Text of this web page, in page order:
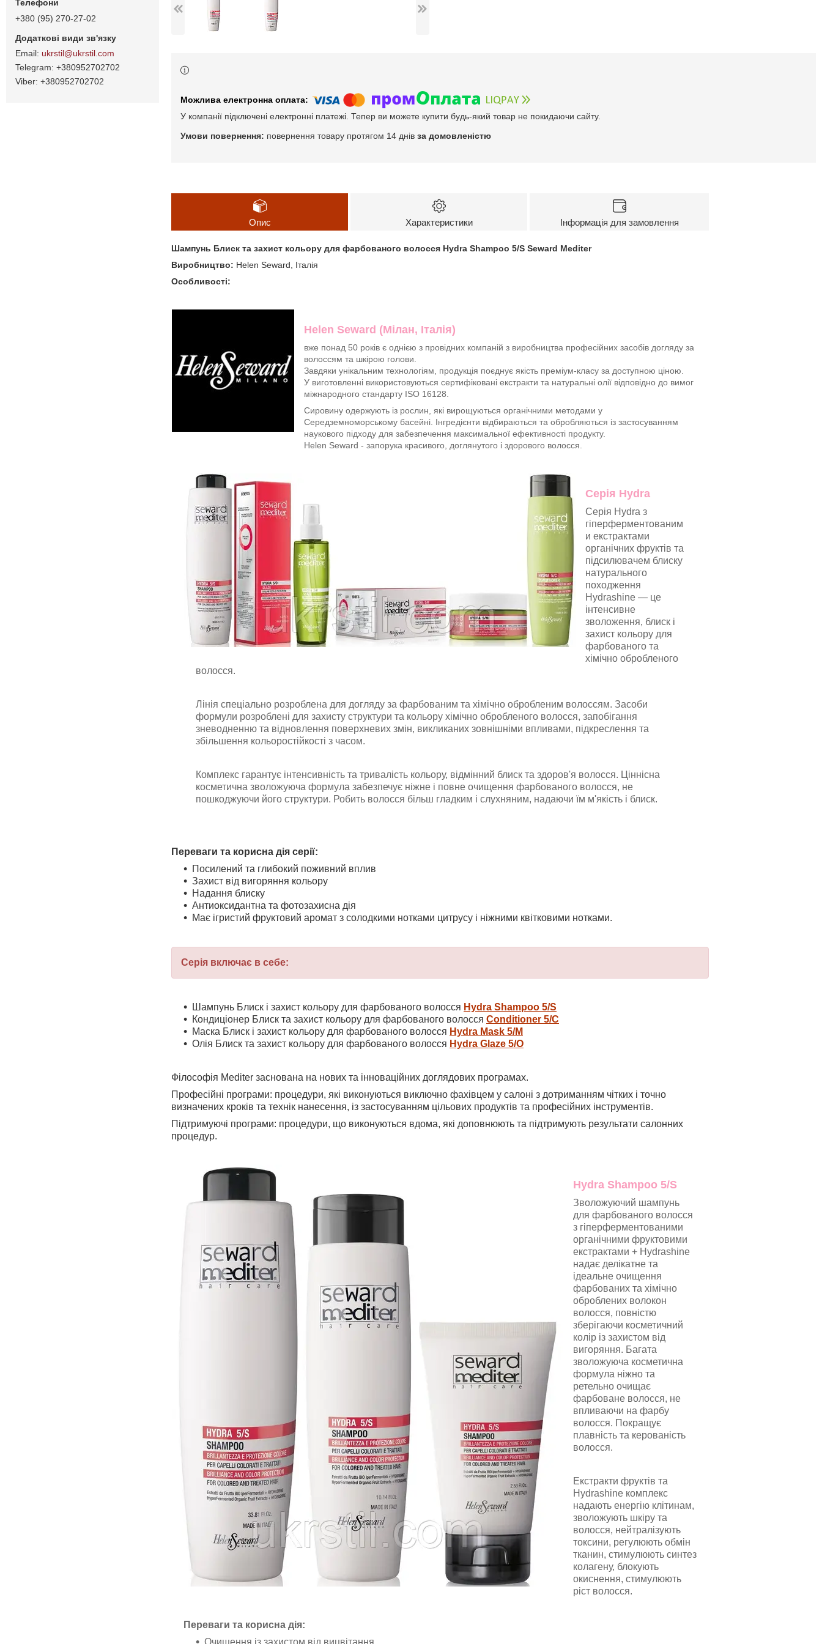
У компанії підключені електронні платежі. Тепер ви можете купити будь-який товар не покидаючи сайту.
повернення товару протягом 14 днів за домовленістю
Опис Характеристики Інформація для замовлення
Шампунь Блиск та захист кольору для фарбованого волосся Hydra Shampoo 5/S Seward Mediter
Виробництво: Helen Seward, Італія
Особливості:
Helen Seward (Мілан, Італія)
вже понад 50 років є однією з провідних компаній з виробництва професійних засобів догляду за
волоссям та шкірою голови.
Завдяки унікальним технологіям, продукція поєднує якість преміум-класу за доступною ціною.
У виготовленні використовуються сертифіковані екстракти та натуральні олії відповідно до вимог
міжнародного стандарту ISO 16128.
Сировину одержують із рослин, які вирощуються органічними методами у
Середземноморському басейні. Інгредієнти відбираються та обробляються із застосуванням
наукового підходу для забезпечення максимальної ефективності продукту.
Helen Seward - запорука красивого, доглянутого і здорового волосся.
Серія Hydra
Серія Hydra з
гіперферментованим
и екстрактами
органічних фруктів та
підсилювачем блиску
натурального
походження
Hydrashine — це
інтенсивне
зволоження, блиск і
захист кольору для
фарбованого та
хімічно обробленого
волосся.
Лінія спеціально розроблена для догляду за фарбованим та хімічно обробленим волоссям. Засоби
формули розроблені для захисту структури та кольору хімічно обробленого волосся, запобігання
зневодненню та відновлення поверхневих змін, викликаних зовнішніми впливами, підкреслення та
збільшення кольоростійкості з часом.
Комплекс гарантує інтенсивність та тривалість кольору, відмінний блиск та здоров'я волосся. Ціннісна
косметична зволожуюча формула забезпечує ніжне і повне очищення фарбованого волосся, не
пошкоджуючи його структури. Робить волосся більш гладким і слухняним, надаючи їм м'якість і блиск.
Переваги та корисна дія серії:
Посилений та глибокий поживний вплив
Захист від вигоряння кольору
Надання блиску
Антиоксидантна та фотозахисна дія
Має ігристий фруктовий аромат з солодкими нотками цитрусу і ніжними квітковими нотками.
Серія включає в себе:
Шампунь Блиск і захист кольору для фарбованого волосся Hydra Shampoo 5/S
Кондиціонер Блиск та захист кольору для фарбованого волосся Conditioner 5/C
Маска Блиск і захист кольору для фарбованого волосся Hydra Mask 5/M
Олія Блиск та захист кольору для фарбованого волосся Hydra Glaze 5/O
Філософія Mediter заснована на нових та інноваційних доглядових програмах.
Професійні програми: процедури, які виконуються виключно фахівцем у салоні з дотриманням чітких і точно
визначених кроків та технік нанесення, із застосуванням цільових продуктів та професійних інструментів.
Підтримуючі програми: процедури, що виконуються вдома, які доповнюють та підтримують результати салонних
процедур.
Hydra Shampoo 5/S
Зволожуючий шампунь
для фарбованого волосся
з гіперферментованими
органічними фруктовими
екстрактами + Hydrashine
надає делікатне та
ідеальне очищення
фарбованих та хімічно
оброблених волокон
волосся, повністю
зберігаючи косметичний
колір із захистом від
вигоряння. Багата
зволожуюча косметична
формула ніжно та
ретельно очищає
фарбоване волосся, не
впливаючи на фарбу
волосся. Покращує
плавність та керованість
волосся.
Екстракти фруктів та
Hydrashine комплекс
надають енергію клітинам,
зволожують шкіру та
волосся, нейтралізують
токсини, регулюють обмін
тканин, стимулюють синтез
колагену, блокують
окиснення, стимулюють
ріст волосся.
Переваги та корисна дія:
+380 (95) 270-27-02
ukrstil@ukrstil.com
+380952702702
+380952702702